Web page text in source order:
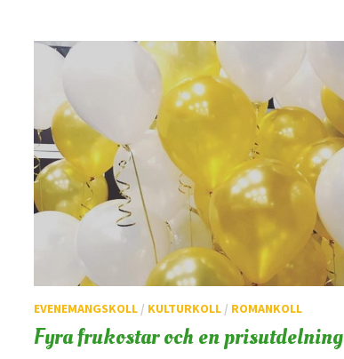
EVENEMANGSKOLL / KULTURKOLL / ROMANKOLL
Fyra frukostar och en prisutdelning